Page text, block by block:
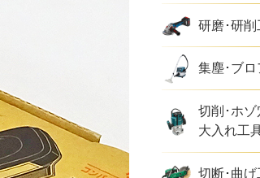
研磨･研削
集塵･ブロ
切削･ホゾ
大入れ工
切断･曲げ